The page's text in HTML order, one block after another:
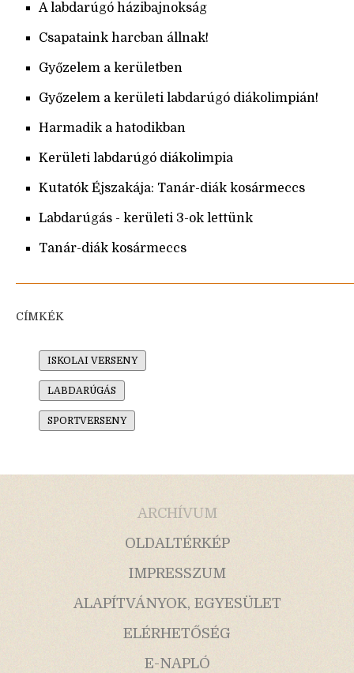
A labdarúgó házibajnokság
Csapataink harcban állnak!
Győzelem a kerületben
Győzelem a kerületi labdarúgó diákolimpián!
Harmadik a hatodikban
Kerületi labdarúgó diákolimpia
Kutatók Éjszakája: Tanár-diák kosármeccs
Labdarúgás - kerületi 3-ok lettünk
Tanár-diák kosármeccs
CÍMKÉK
ISKOLAI VERSENY
LABDARÚGÁS
SPORTVERSENY
ARCHÍVUM
OLDALTÉRKÉP
IMPRESSZUM
ALAPÍTVÁNYOK, EGYESÜLET
ELÉRHETŐSÉG
E-NAPLÓ